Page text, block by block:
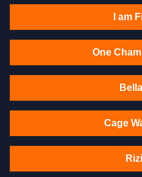
I am
One
Cage